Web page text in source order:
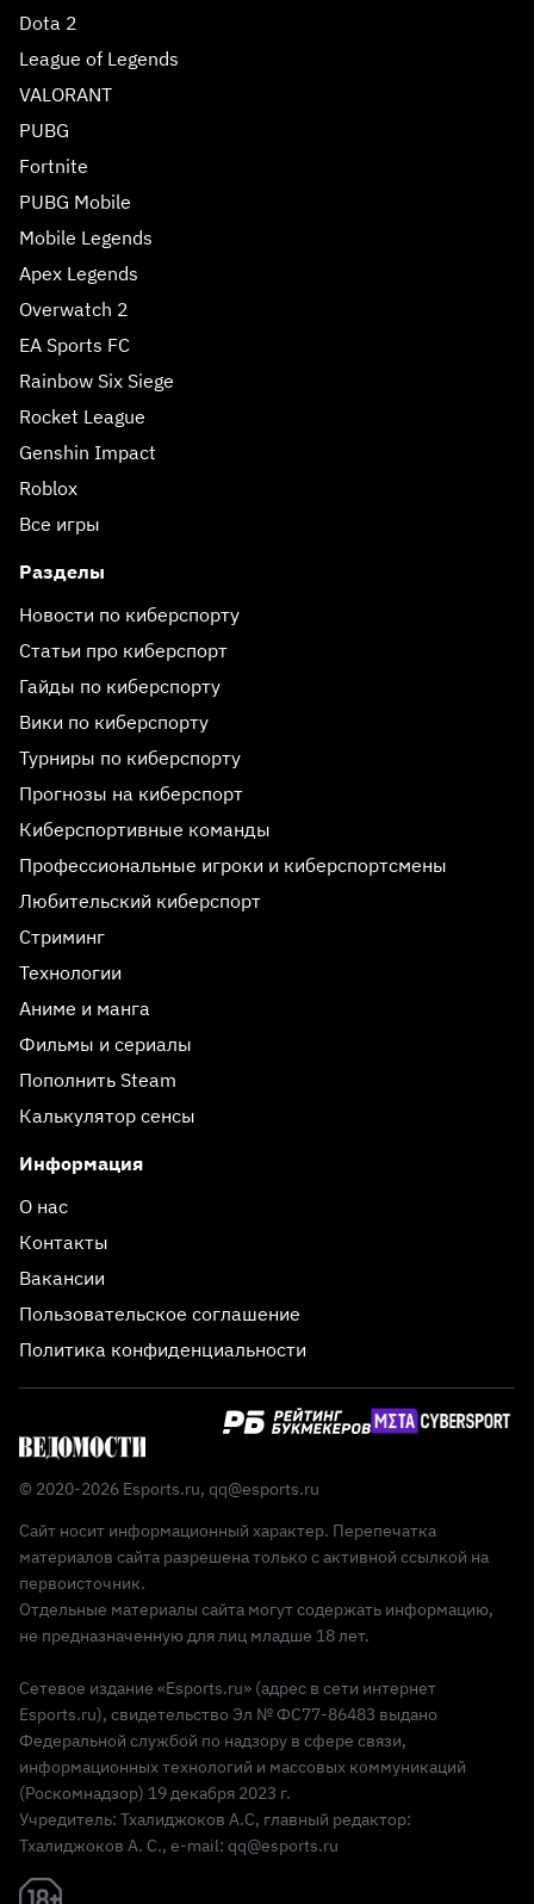
Dota 2
League of Legends
VALORANT
PUBG
Fortnite
PUBG Mobile
Mobile Legends
Apex Legends
Overwatch 2
EA Sports FC
Rainbow Six Siege
Rocket League
Genshin Impact
Roblox
Все игры
Разделы
Новости по киберспорту
Статьи про киберспорт
Гайды по киберспорту
Вики по киберспорту
Турниры по киберспорту
Прогнозы на киберспорт
Киберспортивные команды
Профессиональные игроки и киберспортсмены
Любительский киберспорт
Стриминг
Технологии
Аниме и манга
Фильмы и сериалы
Пополнить Steam
Калькулятор сенсы
Информация
О нас
Контакты
Вакансии
Пользовательское соглашение
Политика конфиденциальности
© 2020-2026 Esports.ru, qq@esports.ru
Сайт носит информационный характер. Перепечатка
материалов сайта разрешена только с активной ссылкой на
первоисточник.
Отдельные материалы сайта могут содержать информацию,
не предназначенную для лиц младше 18 лет.
Сетевое издание «Esports.ru» (адрес в сети интернет
Esports.ru), свидетельство Эл № ФС77-86483 выдано
Федеральной службой по надзору в сфере связи,
информационных технологий и массовых коммуникаций
(Роскомнадзор) 19 декабря 2023 г.
Учредитель: Тхалиджоков А.С, главный редактор:
Тхалиджоков А. С., e-mail: qq@esports.ru